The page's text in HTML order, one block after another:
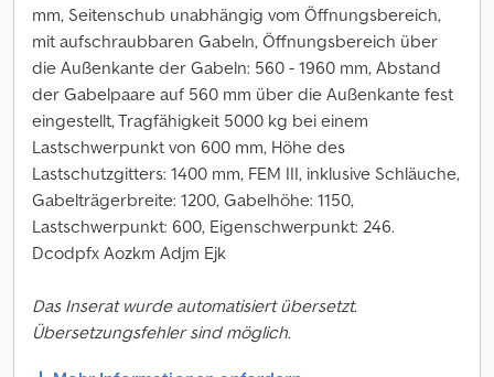
mm, Seitenschub unabhängig vom Öffnungsbereich,
mit aufschraubbaren Gabeln, Öffnungsbereich über
die Außenkante der Gabeln: 560 - 1960 mm, Abstand
der Gabelpaare auf 560 mm über die Außenkante fest
eingestellt, Tragfähigkeit 5000 kg bei einem
Lastschwerpunkt von 600 mm, Höhe des
Lastschutzgitters: 1400 mm, FEM III, inklusive Schläuche,
Gabelträgerbreite: 1200, Gabelhöhe: 1150,
Lastschwerpunkt: 600, Eigenschwerpunkt: 246.
Dcodpfx Aozkm Adjm Ejk
Das Inserat wurde automatisiert übersetzt.
Übersetzungsfehler sind möglich.